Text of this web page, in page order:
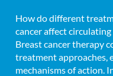
How do different
cancer affect
Breast cancer therapy
treatment approaches,
mechanisms of action.